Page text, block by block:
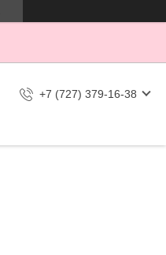
+7 (727) 379-16-38